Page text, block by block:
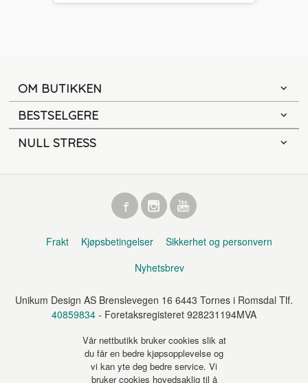
OM BUTIKKEN
BESTSELGERE
NULL STRESS
Frakt Kjøpsbetingelser
Sikkerhet og personvern
Nyhetsbrev
Unikum Design AS Brenslevegen 16 6443 Tornes i Romsdal Tlf.
40859834 - Foretaksregisteret 928231194MVA
Vår nettbutikk bruker cookies slik at
du får en bedre kjøpsopplevelse og
vi kan yte deg bedre service. Vi
bruker cookies hovedsaklig til å